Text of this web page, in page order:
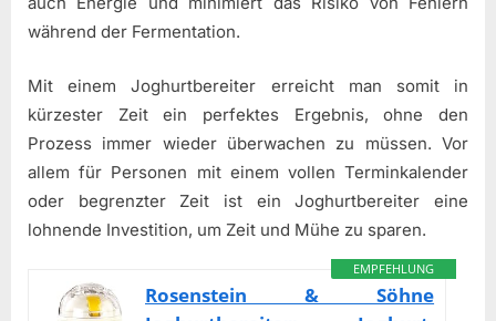
während der Fermentation.
Mit einem Joghurtbereiter erreicht man somit in
kürzester Zeit ein perfektes Ergebnis, ohne den
Prozess immer wieder überwachen zu müssen. Vor
allem für Personen mit einem vollen Terminkalender
oder begrenzter Zeit ist ein Joghurtbereiter eine
lohnende Investition, um Zeit und Mühe zu sparen.
EMPFEHLUNG
Rosenstein & Söhne